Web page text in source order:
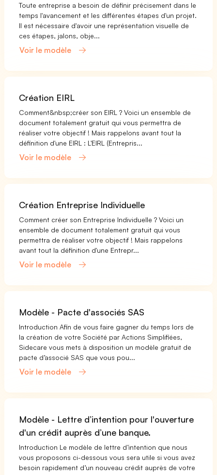
Toute entreprise a besoin de définir précisement dans le
temps l'avancement et les différentes étapes d'un projet.
Il est nécessaire d'avoir une représentation visuelle de
ces étapes, jalons, obje...
Voir le modèle
Création EIRL
Comment&nbsp;créer son EIRL ? Voici un ensemble de
document totalement gratuit qui vous permettra de
réaliser votre objectif ! Mais rappelons avant tout la
définition d'une EIRL : L'EIRL (Entrepris...
Voir le modèle
Création Entreprise Individuelle
Comment créer son Entreprise Individuelle ? Voici un
ensemble de document totalement gratuit qui vous
permettra de réaliser votre objectif ! Mais rappelons
avant tout la définition d'une Entrepr...
Voir le modèle
Modèle - Pacte d'associés SAS
Introduction Afin de vous faire gagner du temps lors de
la création de votre Société par Actions Simplifiées,
Sidecare vous mets à disposition un modèle gratuit de
pacte d’associé SAS que vous pou...
Voir le modèle
Modèle - Lettre d’intention pour l'ouverture
d'un crédit auprès d’une banque.
Introduction Le modèle de lettre d’intention que nous
vous proposons ci-dessous vous sera utile si vous avez
besoin rapidement d’un nouveau crédit auprès de votre